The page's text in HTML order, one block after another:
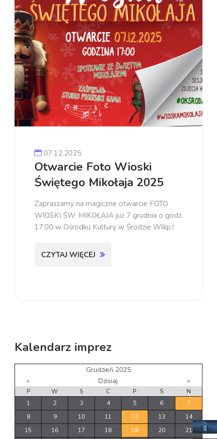
07.12.2025
Otwarcie Foto Wioski
Świętego Mikołaja 2025
Zapraszamy na magiczne otwarcie FOTO
WIOSKI ŚW. MIKOŁAJA już 7 grudnia o godz.
17:00 w Ośrodku Kultury w Środzie Wlkp.!
CZYTAJ WIĘCEJ
Kalendarz imprez
Grudzień 2025
«
Dzisiaj »
P W S C P S
N
1
2 3 4 5 6
7
8
9 10 11 12 13
14
15
16 17 18 19 20 21